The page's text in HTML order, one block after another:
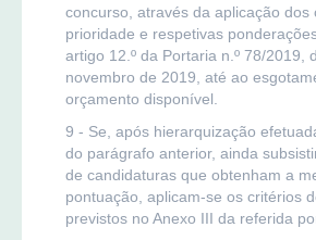
concurso, através da aplicação dos
prioridade e respetivas
artigo 12.º da Portaria n.º 78/2019,
novembro de 2019, até ao
orçamento disponível.
9 - Se, após hierarquização
do parágrafo anterior, ainda
de candidaturas que obtenham a
pontuação, aplicam-se os critérios
previstos no Anexo III da referida